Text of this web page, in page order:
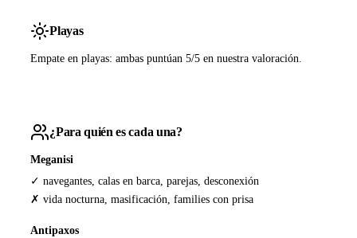
Playas
Empate en playas: ambas puntúan 5/5 en nuestra valoración.
¿Para quién es cada una?
Meganisi
✓ navegantes, calas en barca, parejas, desconexión
✗ vida nocturna, masificación, families con prisa
Antipaxos